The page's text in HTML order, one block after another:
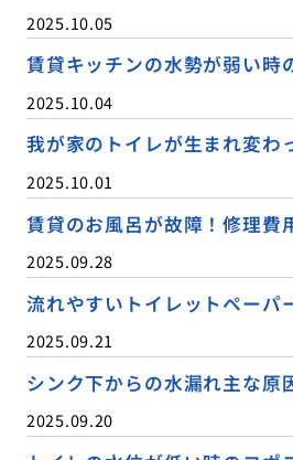
2025.10.05
賃貸キッチンの水勢が弱い時
2025.10.04
我が家のトイレが生まれ変わ
2025.10.01
賃貸のお風呂が故障！修理費
2025.09.28
流れやすいトイレットペーパ
2025.09.21
シンク下からの水漏れ主な原
2025.09.20